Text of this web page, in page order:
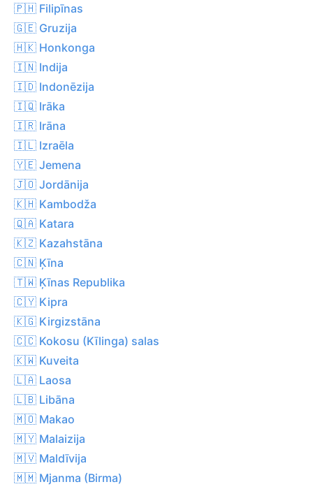
🇵🇭 Filipīnas
🇬🇪 Gruzija
🇭🇰 Honkonga
🇮🇳 Indija
🇮🇩 Indonēzija
🇮🇶 Irāka
🇮🇷 Irāna
🇮🇱 Izraēla
🇾🇪 Jemena
🇯🇴 Jordānija
🇰🇭 Kambodža
🇶🇦 Katara
🇰🇿 Kazahstāna
🇨🇳 Ķīna
🇹🇼 Ķīnas Republika
🇨🇾 Kipra
🇰🇬 Kirgizstāna
🇨🇨 Kokosu (Kīlinga) salas
🇰🇼 Kuveita
🇱🇦 Laosa
🇱🇧 Libāna
🇲🇴 Makao
🇲🇾 Malaizija
🇲🇻 Maldīvija
🇲🇲 Mjanma (Birma)